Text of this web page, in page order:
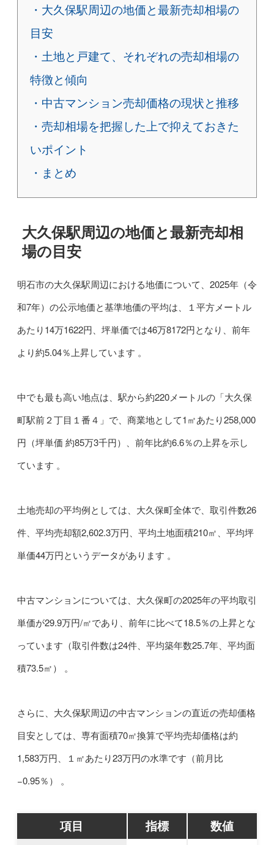
・大久保駅周辺の地価と最新売却相場の
目安
・土地と戸建て、それぞれの売却相場の
特徴と傾向
・中古マンション売却価格の現状と推移
・売却相場を把握した上で抑えておきた
いポイント
・まとめ
大久保駅周辺の地価と最新売却相
場の目安
明石市の大久保駅周辺における地価について、2025年（令
和7年）の公示地価と基準地価の平均は、１平方メートル
あたり14万1622円、坪単価では46万8172円となり、前年
より約5.04％上昇しています 。
中でも最も高い地点は、駅から約220メートルの「大久保
町駅前２丁目１番４」で、商業地として1㎡あたり258,000
円（坪単価 約85万3千円）、前年比約6.6％の上昇を示し
ています 。
土地売却の平均例としては、大久保町全体で、取引件数26
件、平均売却額2,602.3万円、平均土地面積210㎡、平均坪
単価44万円というデータがあります 。
中古マンションについては、大久保町の2025年の平均取引
単価が29.9万円/㎡であり、前年に比べて18.5％の上昇とな
っています（取引件数は24件、平均築年数25.7年、平均面
積73.5㎡） 。
さらに、大久保駅周辺の中古マンションの直近の売却価格
目安としては、専有面積70㎡換算で平均売却価格は約
1,583万円、１㎡あたり23万円の水準です（前月比
−0.95％） 。
項目 指標 数値